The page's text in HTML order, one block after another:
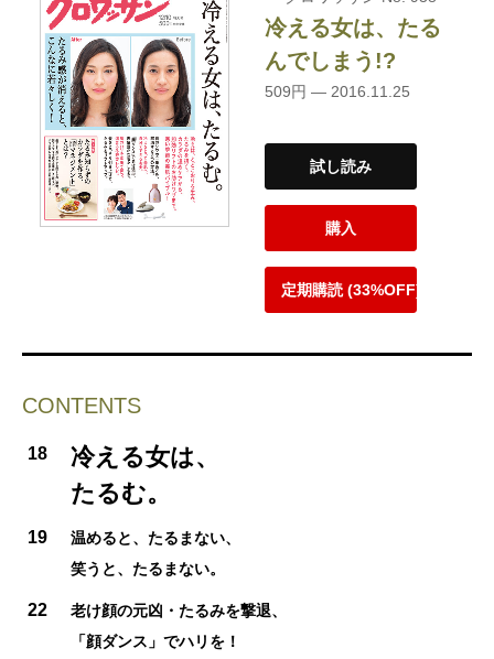
冷える女は、たる
んでしまう!?
509円 — 2016.11.25
試し読み
購入
定期購読 (33%OFF)
CONTENTS
18
冷える女は、
たるむ。
19
温めると、たるまない、
笑うと、たるまない。
22
老け顔の元凶・たるみを撃退、
「顔ダンス」でハリを！